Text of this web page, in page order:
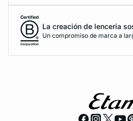
La creación de lencería
Un compromiso de marca a